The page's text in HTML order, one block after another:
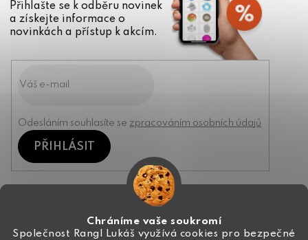
Chráníme vaše soukromí
Společnost Rangl Lukáš využívá cookies pro bezpečné
Přihlašte se k odběru novinek
a získejte informace o
novinkách a přístup k akcím.
Odesláním souhlasíte se zpracováním osobních údajů
PŘIHLÁSIT